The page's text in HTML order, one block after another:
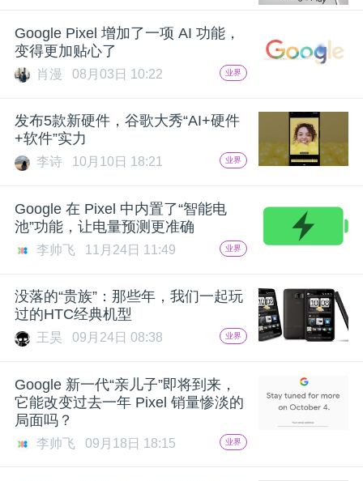
心
GAIR
专
爱
机
Google Pixel 增加了一项 AI 功能，
变得更加贴心了
肖漫 08月03日 10:22 业界
发布5款新硬件，谷歌大秀“AI+硬件
+软件”实力
李诗 10月10日 18:21 业界
Google 在 Pixel 中内置了“智能电
池”功能，让电量预测更准确
李帅飞 11月24日 11:49 业界
没落的“贵族”：那些年，我们一起玩
过的HTC经典机型
王昊 09月24日 08:38 业界
Google 新一代“亲儿子”即将到来，
它能改变过去一年 Pixel 销量惨淡的
局面吗？
李帅飞 09月18日 18:15 业界